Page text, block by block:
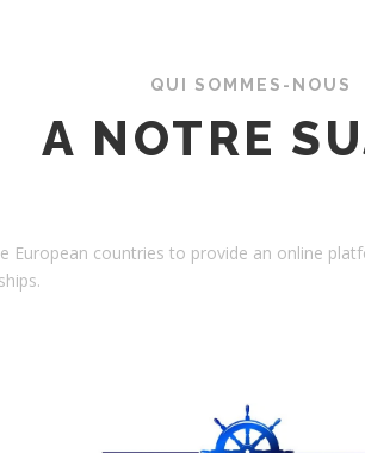
QUI SOMMES-NOUS
A NOTRE
European countries to provide an online